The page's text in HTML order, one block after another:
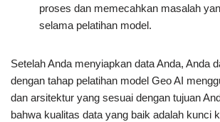
proses dan memecahkan masalah
selama pelatihan model.
Setelah Anda menyiapkan data Anda, Anda
dengan tahap pelatihan model Geo AI
dan arsitektur yang sesuai dengan tujuan
bahwa kualitas data yang baik adalah kunci